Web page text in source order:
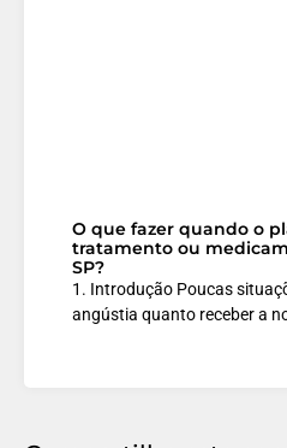
O que fazer quando o
tratamento ou
SP?
1. Introdução Poucas
angústia quanto receber a